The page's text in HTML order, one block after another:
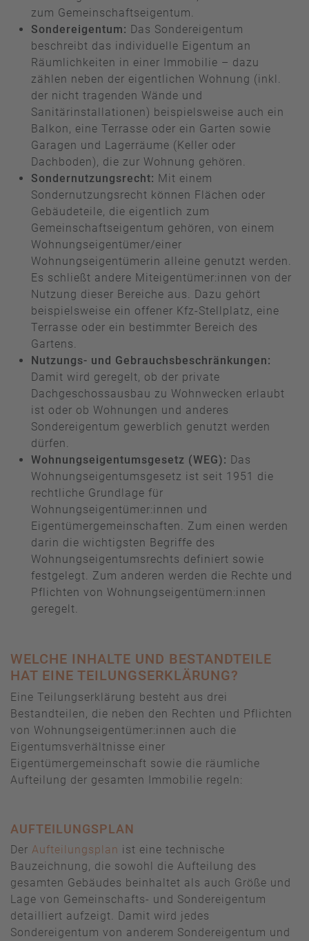
zum Gemeinschaftseigentum.
Sondereigentum: Das Sondereigentum
beschreibt das individuelle Eigentum an
Räumlichkeiten in einer Immobilie – dazu
zählen neben der eigentlichen Wohnung (inkl.
der nicht tragenden Wände und
Sanitärinstallationen) beispielsweise auch ein
Balkon, eine Terrasse oder ein Garten sowie
Garagen und Lagerräume (Keller oder
Dachboden), die zur Wohnung gehören.
Sondernutzungsrecht: Mit einem
Sondernutzungsrecht können Flächen oder
Gebäudeteile, die eigentlich zum
Gemeinschaftseigentum gehören, von einem
Wohnungseigentümer/einer
Wohnungseigentümerin alleine genutzt werden.
Es schließt andere Miteigentümer:innen von der
Nutzung dieser Bereiche aus. Dazu gehört
beispielsweise ein offener Kfz-Stellplatz, eine
Terrasse oder ein bestimmter Bereich des
Gartens.
Nutzungs- und Gebrauchsbeschränkungen:
Damit wird geregelt, ob der private
Dachgeschossausbau zu Wohnwecken erlaubt
ist oder ob Wohnungen und anderes
Sondereigentum gewerblich genutzt werden
dürfen.
Wohnungseigentumsgesetz (WEG): Das
Wohnungseigentumsgesetz ist seit 1951 die
rechtliche Grundlage für
Wohnungseigentümer:innen und
Eigentümergemeinschaften. Zum einen werden
darin die wichtigsten Begriffe des
Wohnungseigentumsrechts definiert sowie
festgelegt. Zum anderen werden die Rechte und
Pflichten von Wohnungseigentümern:innen
geregelt.
WELCHE INHALTE UND BESTANDTEILE
HAT EINE TEILUNGSERKLÄRUNG?
Eine Teilungserklärung besteht aus drei
Bestandteilen, die neben den Rechten und Pflichten
von Wohnungseigentümer:innen auch die
Eigentumsverhältnisse einer
Eigentümergemeinschaft sowie die räumliche
Aufteilung der gesamten Immobilie regeln:
AUFTEILUNGSPLAN
Der Aufteilungsplan ist eine technische
Bauzeichnung, die sowohl die Aufteilung des
gesamten Gebäudes beinhaltet als auch Größe und
Lage von Gemeinschafts- und Sondereigentum
detailliert aufzeigt. Damit wird jedes
Sondereigentum von anderem Sondereigentum und